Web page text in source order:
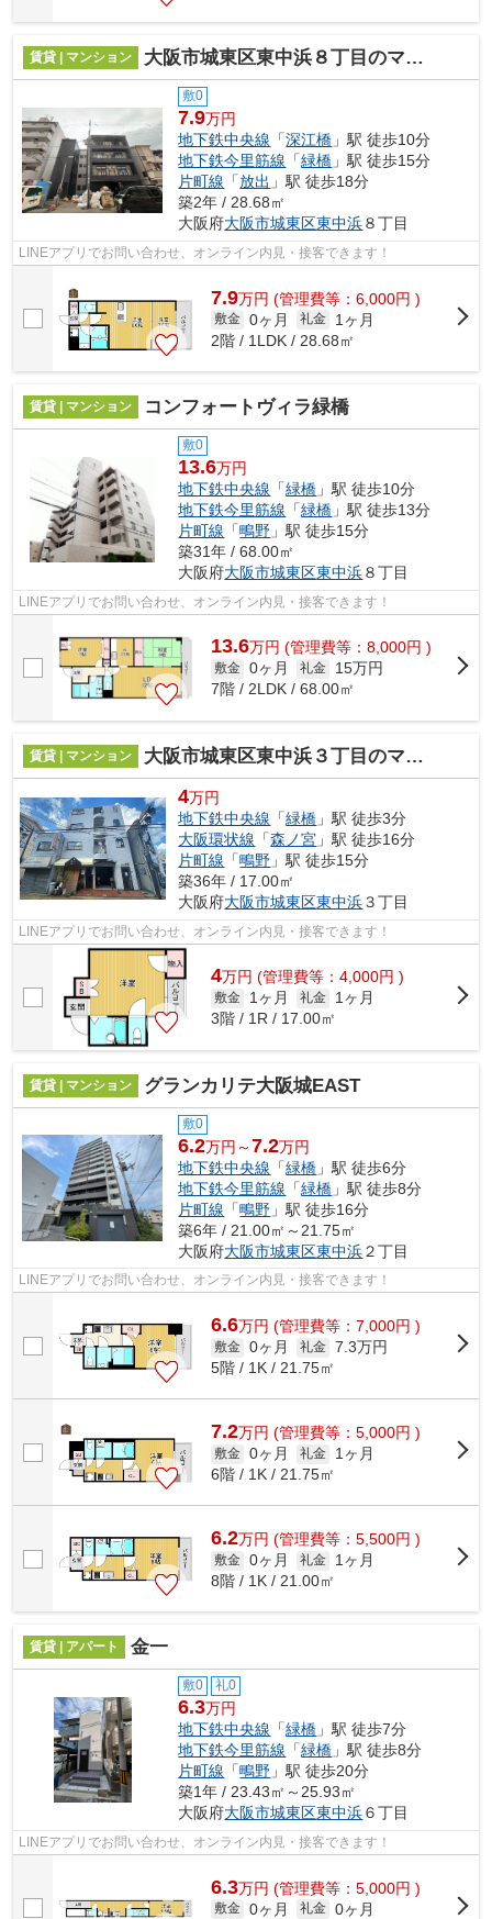
賃貸 | マンション 大阪市城東区東中浜８丁目のマンション
敷0
7.9万円
地下鉄中央線 「深江橋 」駅 徒歩10分
地下鉄今里筋線 「緑橋 」駅 徒歩15分
片町線 「放出 」駅 徒歩18分
築2年 / 28.68㎡
大阪府大阪市城東区東中浜８丁目
LINEアプリでお問い合わせ、オンライン内見・接客できます！
7.9万円 (管理費等：6,000円 )
敷金 0ヶ月 礼金
1ヶ月
2階 / 1LDK / 28.68㎡
賃貸 | マンション コンフォートヴィラ緑橋
敷0
13.6万円
地下鉄中央線 「緑橋 」駅 徒歩10分
地下鉄今里筋線 「緑橋 」駅 徒歩13分
片町線 「鴫野 」駅 徒歩15分
築31年 / 68.00㎡
大阪府大阪市城東区東中浜８丁目
LINEアプリでお問い合わせ、オンライン内見・接客できます！
13.6万円 (管理費等：8,000円 )
敷金 0ヶ月 礼金
15万円
7階 / 2LDK / 68.00㎡
賃貸 | マンション 大阪市城東区東中浜３丁目のマンション
4万円
地下鉄中央線 「緑橋 」駅 徒歩3分
大阪環状線 「森ノ宮 」駅 徒歩16分
片町線 「鴫野 」駅 徒歩15分
築36年 / 17.00㎡
大阪府大阪市城東区東中浜３丁目
LINEアプリでお問い合わせ、オンライン内見・接客できます！
4万円 (管理費等：4,000円 )
敷金 1ヶ月 礼金
1ヶ月
3階 / 1R / 17.00㎡
賃貸 | マンション グランカリテ大阪城EAST
敷0
6.2万円～7.2万円
地下鉄中央線 「緑橋 」駅 徒歩6分
地下鉄今里筋線 「緑橋 」駅 徒歩8分
片町線 「鴫野 」駅 徒歩16分
築6年 / 21.00㎡～21.75㎡
大阪府大阪市城東区東中浜２丁目
LINEアプリでお問い合わせ、オンライン内見・接客できます！
6.6万円 (管理費等：7,000円 )
敷金 0ヶ月 礼金 7.3万円
5階 / 1K / 21.75㎡
7.2万円 (管理費等：5,000円 )
敷金 0ヶ月 礼金
1ヶ月
6階 / 1K / 21.75㎡
6.2万円 (管理費等：5,500円 )
敷金 0ヶ月 礼金
1ヶ月
8階 / 1K / 21.00㎡
賃貸 | アパート 金一
敷0 礼0
6.3万円
地下鉄中央線 「緑橋 」駅 徒歩7分
地下鉄今里筋線 「緑橋 」駅 徒歩8分
片町線 「鴫野 」駅 徒歩20分
築1年 / 23.43㎡～25.93㎡
大阪府大阪市城東区東中浜６丁目
LINEアプリでお問い合わせ、オンライン内見・接客できます！
6.3万円 (管理費等：5,000円 )
敷金 0ヶ月 礼金 0ヶ月